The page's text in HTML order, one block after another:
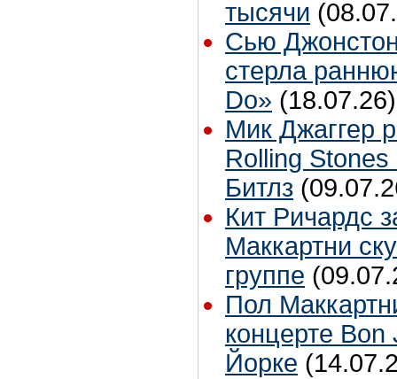
тысячи
Сью
стерла
Do» (18.07.26)
Мик Джаггер
Rolling Stones
Битлз
Кит Ричардс
Маккартни
группе
Пол
концерте
Йорке